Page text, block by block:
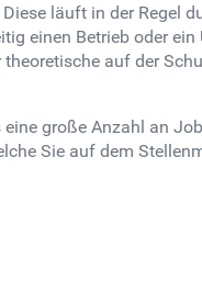
läuft in der Regel
einen Betrieb oder
auf der
große Anzahl an
Sie auf dem